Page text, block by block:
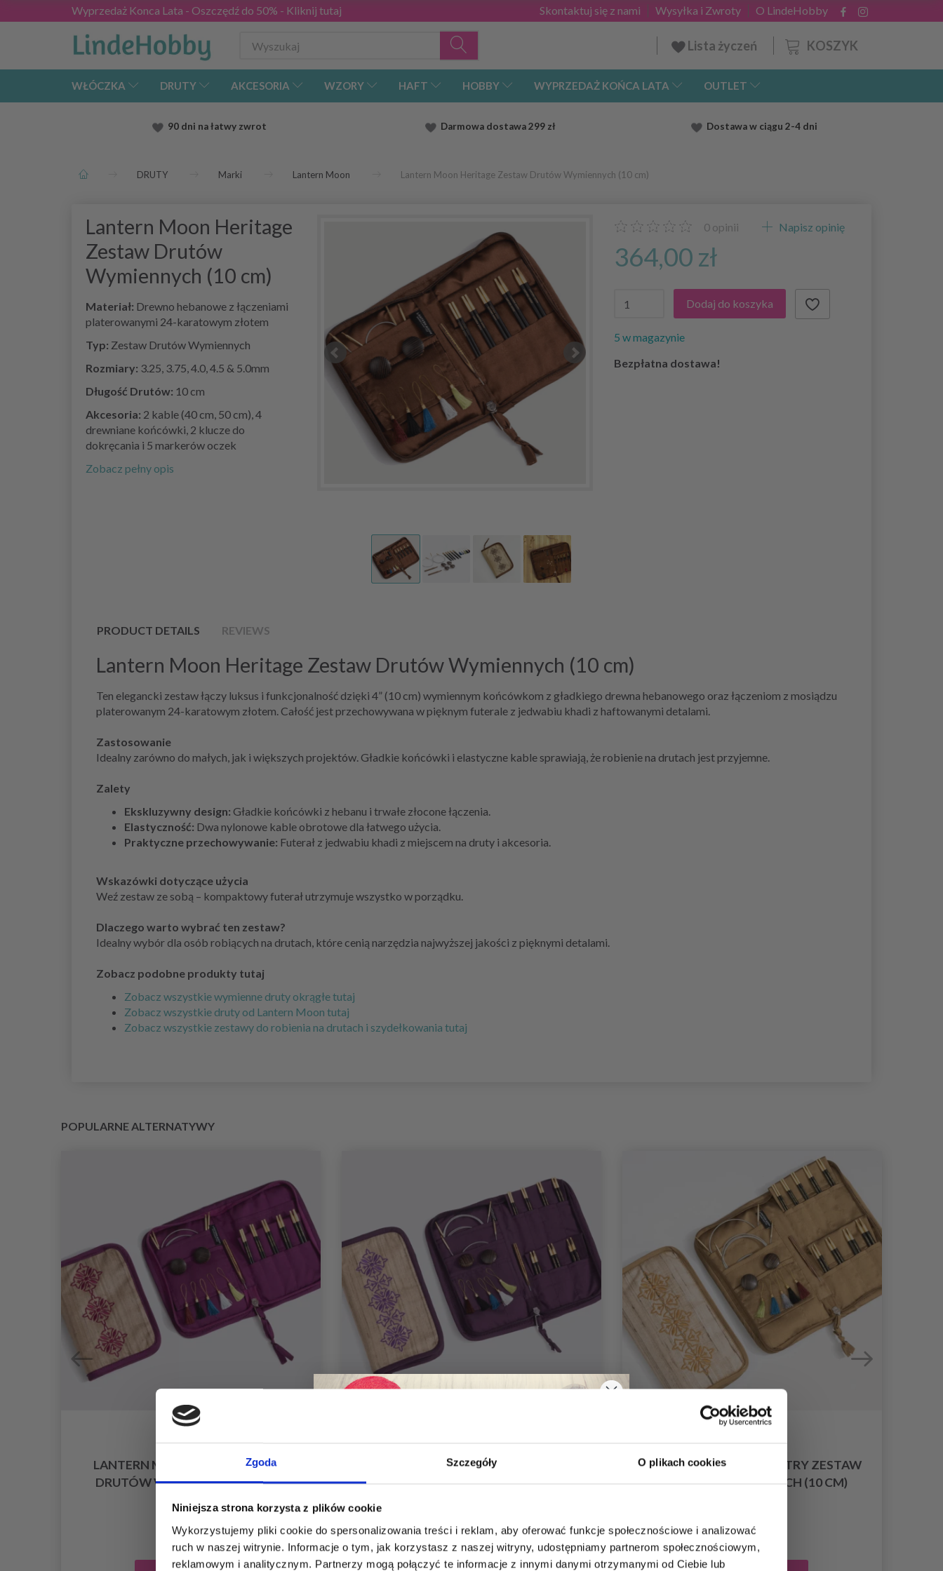
Zgoda Szczegóły O plikach cookies
Niniejsza strona korzysta z plików cookie
Wykorzystujemy pliki cookie do spersonalizowania treści i reklam, aby oferować funkcje społecznościowe i analizować
ruch w naszej witrynie. Informacje o tym, jak korzystasz z naszej witryny, udostępniamy partnerom społecznościowym,
reklamowym i analitycznym. Partnerzy mogą połączyć te informacje z innymi danymi otrzymanymi od Ciebie lub
Wyprzedaż Konca Lata - Oszczędź do 50% - Kliknij tutaj O LindeHobby
Wysyłka i Zwroty
Skontaktuj się z nami
KOSZYK
Lista życzeń
WŁÓCZKA DRUTY AKCESORIA WZORY HAFT HOBBY WYPRZEDAŻ KOŃCA LATA OUTLET
90 dni na łatwy zwrot Darmowa dostawa299 zł Dostawaw ciągu 2-4 dni
DRUTY Marki Lantern Moon Lantern Moon Heritage Zestaw Drutów Wymiennych (10 cm)
Lantern Moon Heritage
Zestaw Drutów
Wymiennych (10 cm)
Materiał: Drewno hebanowe z łączeniami
platerowanymi 24-karatowym złotem
Typ: Zestaw Drutów Wymiennych
Rozmiary: 3.25, 3.75, 4.0, 4.5 & 5.0mm
Długość Drutów: 10 cm
Akcesoria: 2 kable (40 cm, 50 cm), 4
drewniane końcówki, 2 klucze do
dokręcania i 5 markerów oczek
Zobacz pełny opis
0 opinii Napisz opinię
364,00 zł
Dodaj do koszyka
5 w magazynie
Bezpłatna dostawa!
PRODUCT DETAILS REVIEWS
Lantern Moon Heritage Zestaw Drutów Wymiennych (10 cm)
Ten elegancki zestaw łączy luksus i funkcjonalność dzięki 4” (10 cm) wymiennym końcówkom z gładkiego drewna hebanowego oraz łączeniom z mosiądzu
platerowanym 24-karatowym złotem. Całość jest przechowywana w pięknym futerale z jedwabiu khadi z haftowanymi detalami.
Zastosowanie
Idealny zarówno do małych, jak i większych projektów. Gładkie końcówki i elastyczne kable sprawiają, że robienie na drutach jest przyjemne.
Zalety
Ekskluzywny design: Gładkie końcówki z hebanu i trwałe złocone łączenia.
Elastyczność: Dwa nylonowe kable obrotowe dla łatwego użycia.
Praktyczne przechowywanie: Futerał z jedwabiu khadi z miejscem na druty i akcesoria.
Wskazówki dotyczące użycia
Weź zestaw ze sobą – kompaktowy futerał utrzymuje wszystko w porządku.
Dlaczego warto wybrać ten zestaw?
Idealny wybór dla osób robiących na drutach, które cenią narzędzia najwyższej jakości z pięknymi detalami.
Zobacz podobne produkty tutaj
Zobacz wszystkie wymienne druty okrągłe tutaj
Zobacz wszystkie druty od Lantern Moon tutaj
Zobacz wszystkie zestawy do robienia na drutach i szydełkowania tutaj
POPULARNE ALTERNATYWY
LANTERN MOON GRACE ZESTAW
DRUTÓW WYMIENNYCH (10 CM)
364,00 zł
LANTERN MOON BLISS ZESTAW
DRUTÓW WYMIENNYCH (10 CM)
LANTERN MOON ANCESTRY ZESTAW
DRUTÓW WYMIENNYCH (10 CM)
Oszczędź nawet do 50%
Stań się częścią naszej społeczności
miłośników włóczek i uzyskaj wyłączny